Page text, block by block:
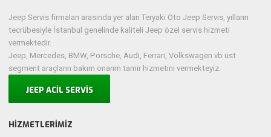
Jeep Servis firmaları arasında yer alan Teryaki Oto Jeep Servis, yılların
tecrübesiyle İstanbul genelinde kaliteli Jeep özel servis hizmeti
vermektedir.
Jeep, Mercedes, BMW, Porsche, Audi, Ferrari, Volkswagen vb üst
segment araçların bakım onarım tamir hizmetini vermekteyiz.
JEEP ACİL SERVİS
HIZMETLERIMIZ